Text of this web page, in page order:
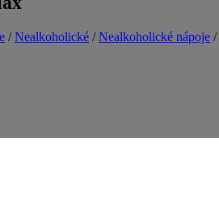
/Nealkoholické /Nealkoholické nápoje /